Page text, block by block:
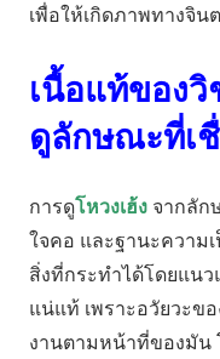
เพื่อให้เกิดภาพทางจิน
เนื้อแท้ของวิ
ดูลักษณะที่เ
การดูโหวงเฮ้ง จากลัก
ใจคอ และฐานะความ
สิ่งที่กระทําได้โดยแน
แน่แท้ เพราะอวัยวะข
งานตามหน้าที่ของมัน